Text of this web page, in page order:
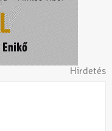
Hirdetés